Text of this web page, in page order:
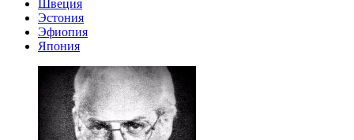
Швеция
Эстония
Эфиопия
Япония